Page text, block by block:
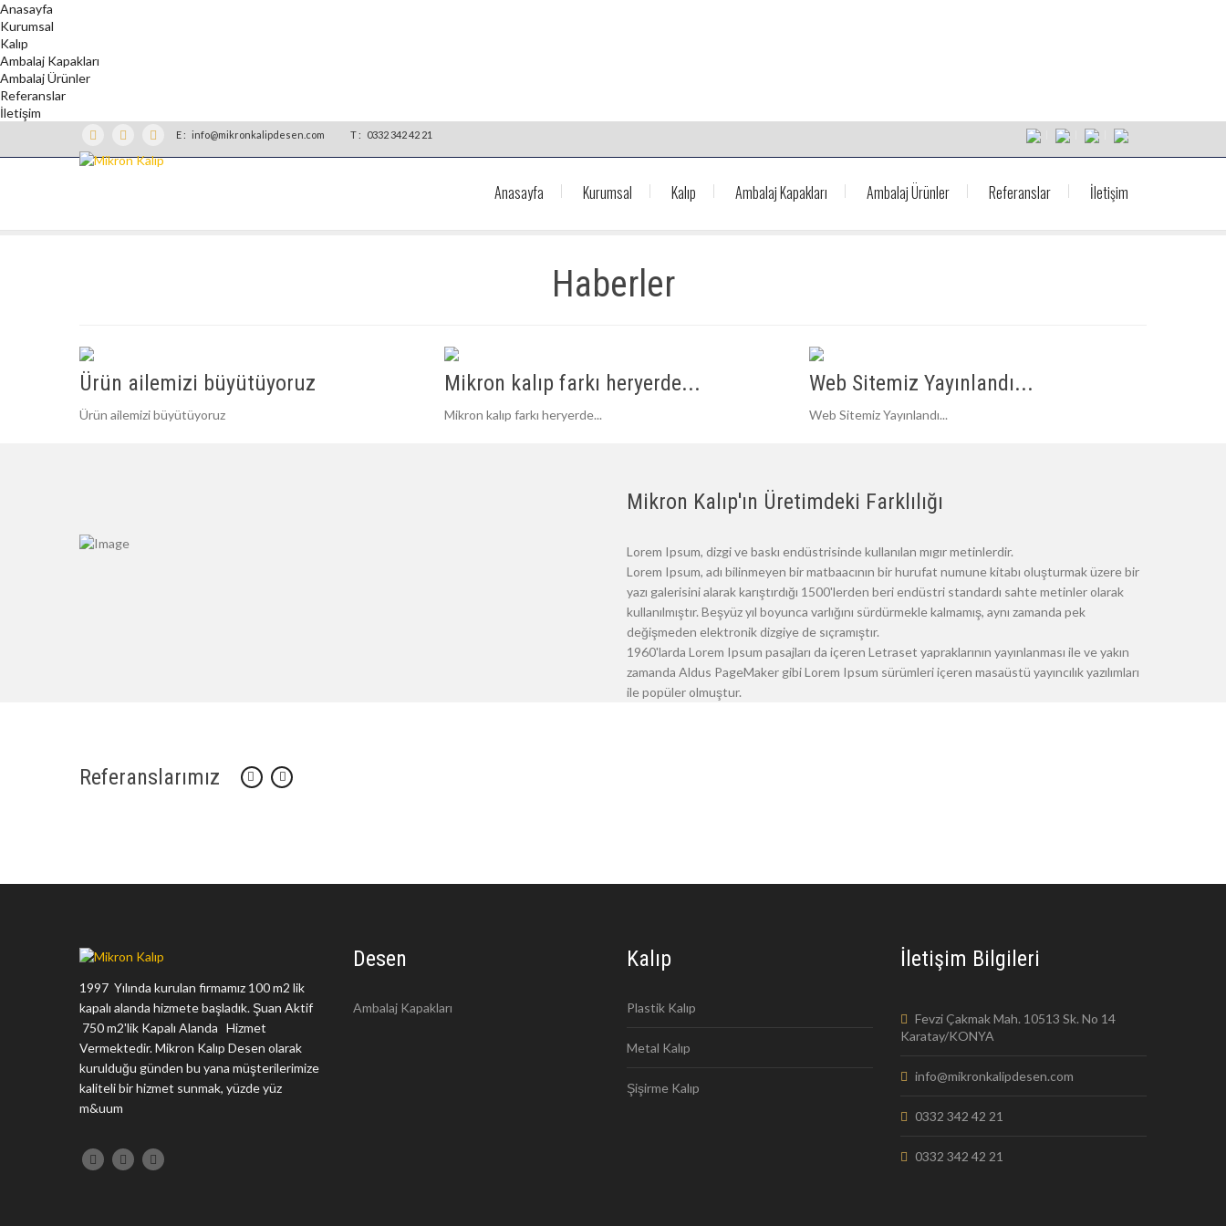
Anasayfa
Kurumsal
Kalıp
Ambalaj Kapakları
Ambalaj Ürünler
Referanslar
İletişim
E : info@mikronkalipdesen.com T : 0332 342 42 21
Anasayfa Kurumsal Kalıp Ambalaj Kapakları Ambalaj Ürünler Referanslar İletişim
Haberler
Ürün ailemizi büyütüyoruz
Ürün ailemizi büyütüyoruz
Mikron kalıp farkı heryerde...
Mikron kalıp farkı heryerde...
Web Sitemiz Yayınlandı...
Web Sitemiz Yayınlandı...
Mikron Kalıp'ın Üretimdeki Farklılığı
Lorem Ipsum, dizgi ve baskı endüstrisinde kullanılan mıgır metinlerdir.
Lorem Ipsum, adı bilinmeyen bir matbaacının bir hurufat numune kitabı oluşturmak üzere bir
yazı galerisini alarak karıştırdığı 1500'lerden beri endüstri standardı sahte metinler olarak
kullanılmıştır. Beşyüz yıl boyunca varlığını sürdürmekle kalmamış, aynı zamanda pek
değişmeden elektronik dizgiye de sıçramıştır.
1960'larda Lorem Ipsum pasajları da içeren Letraset yapraklarının yayınlanması ile ve yakın
zamanda Aldus PageMaker gibi Lorem Ipsum sürümleri içeren masaüstü yayıncılık yazılımları
ile popüler olmuştur.
Referanslarımız
1997 Yılında kurulan firmamız 100 m2 lik
kapalı alanda hizmete başladık. Şuan Aktif
750 m2'lik Kapalı Alanda Hizmet
Vermektedir. Mikron Kalıp Desen olarak
kurulduğu günden bu yana müşterilerimize
kaliteli bir hizmet sunmak, yüzde yüz
m&uum
Desen
Ambalaj Kapakları
Kalıp
Plastik Kalıp
Metal Kalıp
Şişirme Kalıp
İletişim Bilgileri
Fevzi Çakmak Mah. 10513 Sk. No 14
Karatay/KONYA
info@mikronkalipdesen.com
0332 342 42 21
0332 342 42 21